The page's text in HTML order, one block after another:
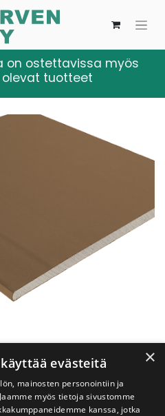
on ostettavissa myös
tuotteet
×
evästeitä
mainosten personointiin ja
myös tietoja sivustomme
kanssa, jotka